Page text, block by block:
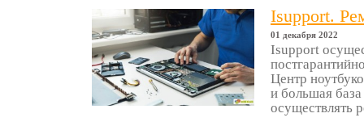
Isupport.
01 декабря 2022
Isupport
Центр
и большая
осуществлять